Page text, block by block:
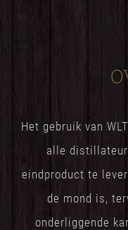
Het gebruik van
alle
eindproduct te
de mond is,
onderliggende